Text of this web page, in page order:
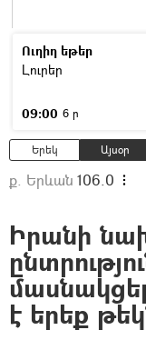
Ուղիղ եթեր
Լուրեր
09:00 6 ր
Երեկ Այսօր
ք. Երևան 106.0
Իրանի
է երեք